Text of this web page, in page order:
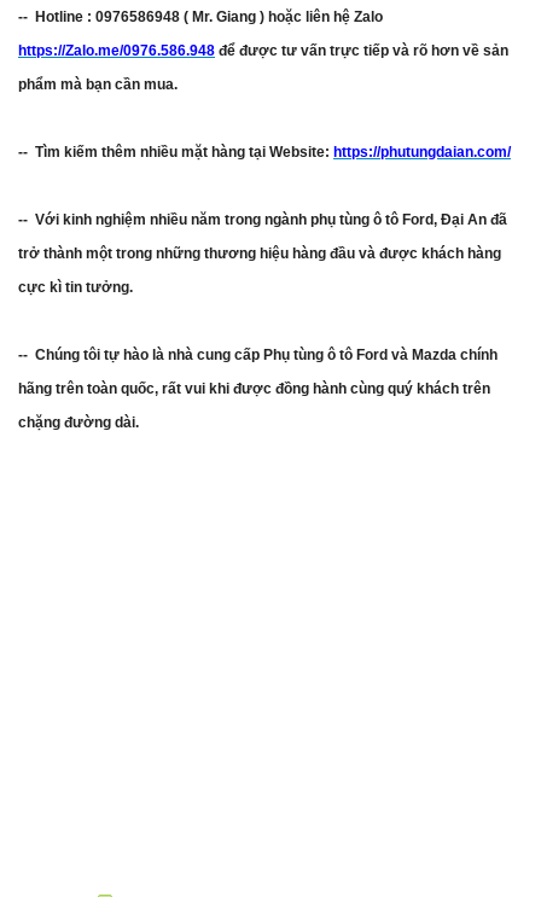
-- Hotline : 0976586948 ( Mr. Giang ) hoặc liên hệ Zalo
https://Zalo.me/0976.586.948 để được tư vấn trực tiếp và rõ hơn về sản
phẩm mà bạn cần mua.
-- Tìm kiếm thêm nhiều mặt hàng tại Website: https://phutungdaian.com/
-- Với kinh nghiệm nhiều năm trong ngành phụ tùng ô tô Ford, Đại An đã
trở thành một trong những thương hiệu hàng đầu và được khách hàng
cực kì tin tưởng.
-- Chúng tôi tự hào là nhà cung cấp Phụ tùng ô tô Ford và Mazda chính
hãng trên toàn quốc, rất vui khi được đồng hành cùng quý khách trên
chặng đường dài.